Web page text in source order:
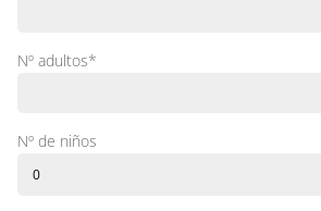
Nº adultos*
Nº de niños